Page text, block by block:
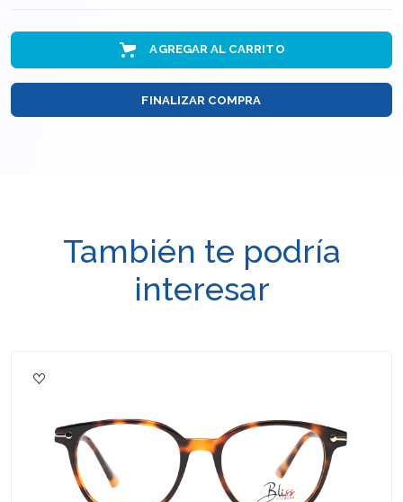
AGREGAR AL CARRITO
FINALIZAR COMPRA
También te podría
interesar